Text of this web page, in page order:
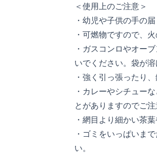
＜使用上のご注意＞
・幼児や子供の手の
・可燃物ですので、
・ガスコンロやオー
いでください。袋が
・強く引っ張ったり
・カレーやシチュー
とがありますのでご注
・網目より細かい茶
・ゴミをいっぱいま
い。